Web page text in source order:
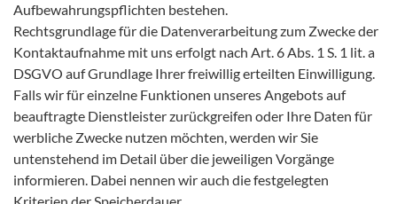
Aufbewahrungspflichten bestehen.
Rechtsgrundlage für die Datenverarbeitung zum Zwecke der
Kontaktaufnahme mit uns erfolgt nach Art. 6 Abs. 1 S. 1 lit. a
DSGVO auf Grundlage Ihrer freiwillig erteilten Einwilligung.
Falls wir für einzelne Funktionen unseres Angebots auf
beauftragte Dienstleister zurückgreifen oder Ihre Daten für
werbliche Zwecke nutzen möchten, werden wir Sie
untenstehend im Detail über die jeweiligen Vorgänge
informieren. Dabei nennen wir auch die festgelegten